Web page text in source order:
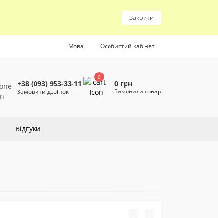
Закрити
Мова Особистий кабінет
+38 (093) 953-33-11
Замовити дзвінок
0
0 грн
Замовити товар
Відгуки